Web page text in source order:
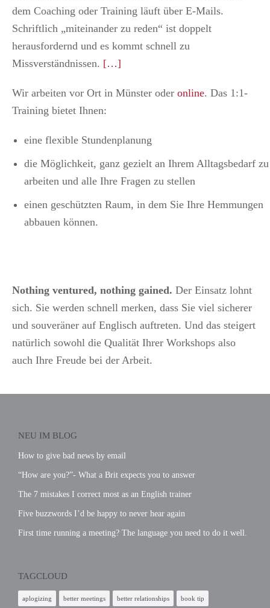
dem Coaching oder Training läuft über E-Mails.
Schriftlich „miteinander zu reden“ ist doppelt
herausfordernd und es kommt schnell zu
Missverständnissen. […]
Wir arbeiten vor Ort in Münster oder online. Das 1:1-
Training bietet Ihnen:
eine flexible Stundenplanung
die Möglichkeit, ganz gezielt an Ihrem Alltagsbedarf zu
arbeiten und alle Ihre Fragen zu stellen
einen geschützten Raum, in dem Sie Ihre Hemmungen
abbauen können.
Nothing ventured, nothing gained. Der Einsatz lohnt
sich. Sie werden schnell merken, dass Sie viel sicherer
und souveräner auf Englisch auftreten. Und das steigert
natürlich sowohl die Qualität Ihrer Workshops also
auch Ihre Freude bei der Arbeit.
NEU IM BLOG
How to give bad news by email
“How are you?”- What a Brit expects you to answer
The 7 mistakes I correct most as an English trainer
Five buzzwords I’d be happy to never hear again
First time running a meeting? The language you need to do it well.
TAGCLOUD
aplogizing better meetings better relationships book tip